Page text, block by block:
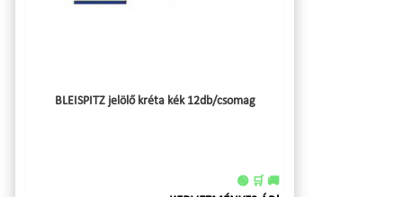
BLEISPITZ jelölő kréta kék 12db/csomag
🟢 🛒 🚚